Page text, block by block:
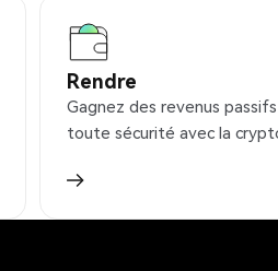
Rendre
Gagnez des revenus
toute sécurité avec la